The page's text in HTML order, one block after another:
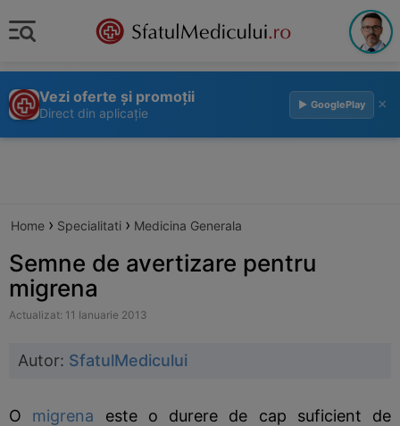
Vezi oferte și promoții
Direct din aplicație
▶ GooglePlay ×
Home › Specialitati › Medicina Generala
Semne de avertizare pentru
migrena
Actualizat: 11 Ianuarie 2013
Autor: SfatulMedicului
O migrena este o durere de cap suficient de